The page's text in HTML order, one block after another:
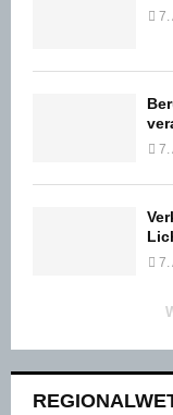
7.
7.
7.